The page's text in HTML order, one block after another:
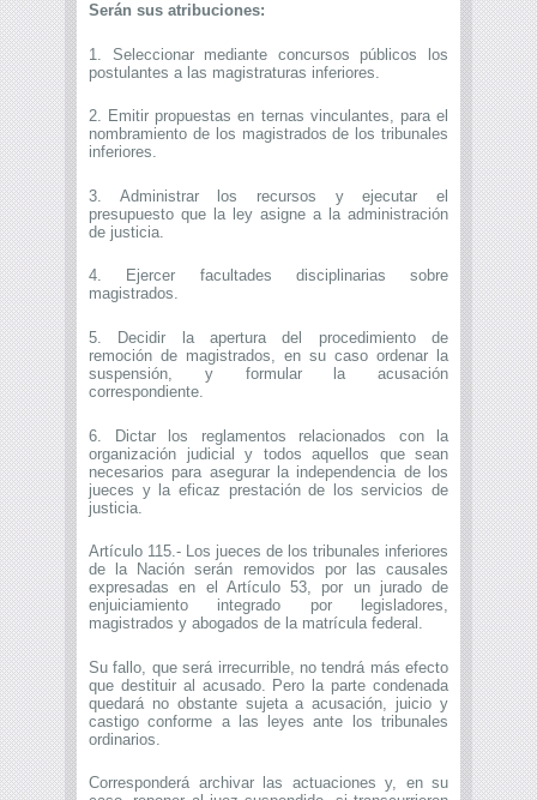
Serán sus atribuciones:
1. Seleccionar mediante concursos públicos los
postulantes a las magistraturas inferiores.
2. Emitir propuestas en ternas vinculantes, para el
nombramiento de los magistrados de los tribunales
inferiores.
3. Administrar los recursos y ejecutar el
presupuesto que la ley asigne a la administración
de justicia.
4. Ejercer facultades disciplinarias sobre
magistrados.
5. Decidir la apertura del procedimiento de
remoción de magistrados, en su caso ordenar la
suspensión, y formular la acusación
correspondiente.
6. Dictar los reglamentos relacionados con la
organización judicial y todos aquellos que sean
necesarios para asegurar la independencia de los
jueces y la eficaz prestación de los servicios de
justicia.
Artículo 115.- Los jueces de los tribunales inferiores
de la Nación serán removidos por las causales
expresadas en el Artículo 53, por un jurado de
enjuiciamiento integrado por legisladores,
magistrados y abogados de la matrícula federal.
Su fallo, que será irrecurrible, no tendrá más efecto
que destituir al acusado. Pero la parte condenada
quedará no obstante sujeta a acusación, juicio y
castigo conforme a las leyes ante los tribunales
ordinarios.
Corresponderá archivar las actuaciones y, en su